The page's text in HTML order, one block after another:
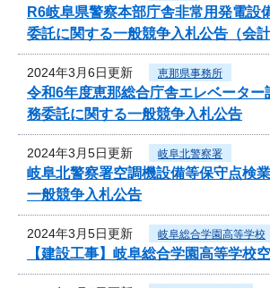
R6岐阜県警察本部庁舎非常用発電設
委託に関する一般競争入札公告（会計
2024年3月6日更新 恵那県事務所
令和6年度恵那総合庁舎エレベーター
務委託に関する一般競争入札公告
2024年3月5日更新 岐阜北警察署
岐阜北警察署空調機設備等保守点検
一般競争入札公告
2024年3月5日更新 岐阜総合学園高等学校
【建設工事】岐阜総合学園高等学校